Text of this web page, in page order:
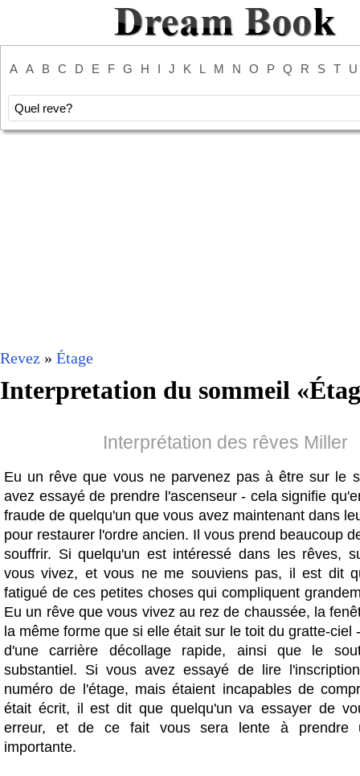
A A B C D E F G H I J K L M N O P Q R S T U
Revez » Étage
Interpretation du sommeil «
Interprétation des rêves Miller
Eu un rêve que vous ne parvenez pas à être sur le
avez essayé de prendre l'ascenseur - cela signifie
fraude de quelqu'un que vous avez maintenant dans
pour restaurer l'ordre ancien. Il vous prend beaucoup
souffrir. Si quelqu'un est intéressé dans les rêves,
vous vivez, et vous ne me souviens pas, il est dit
fatigué de ces petites choses qui compliquent
Eu un rêve que vous vivez au rez de chaussée, la
la même forme que si elle était sur le toit du gratte-ciel
d'une carrière décollage rapide, ainsi que le
substantiel. Si vous avez essayé de lire
numéro de l'étage, mais étaient incapables de
était écrit, il est dit que quelqu'un va essayer de
erreur, et de ce fait vous sera lente à prendre
importante.